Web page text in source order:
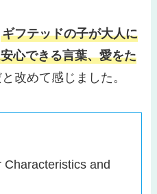
ギフテッドの子が大人に
心できる言葉、愛をた
改めて感じました。
Characteristics and